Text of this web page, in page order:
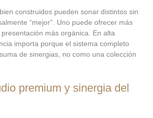
construidos pueden sonar distintos sin
“mejor”. Uno puede ofrecer más
más orgánica. En alta
importa porque el sistema completo
de sinergias, no como una colección
premium y sinergia del